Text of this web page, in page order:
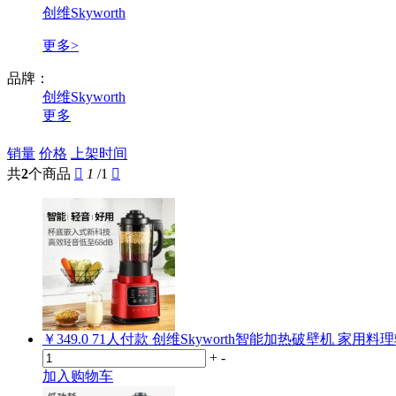
创维Skyworth
更多>
品牌：
创维Skyworth
更多
销量 价格 上架时间
共2个商品  1 /1 
￥349.0 71人付款 创维Skyworth智能加热破壁机 家用料
+ -
加入购物车